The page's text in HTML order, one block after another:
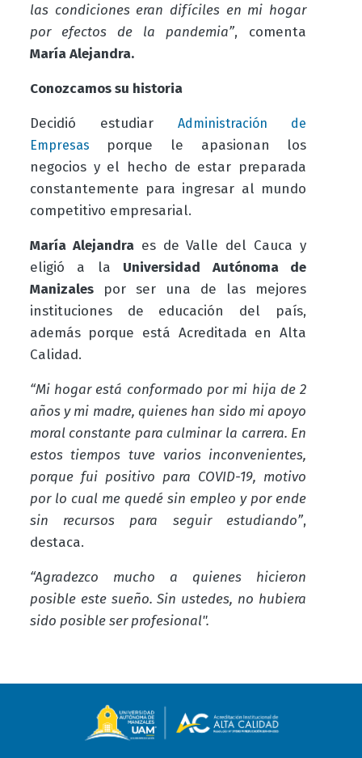
las condiciones eran difíciles en mi hogar
por efectos de la pandemia”, comenta
María Alejandra.
Conozcamos su historia
Decidió estudiarAdministración de
Empresas porque le apasionan los
negocios y el hecho de estar preparada
constantemente para ingresar al mundo
competitivo empresarial.
María Alejandraes de Valle del Cauca y
eligió a la Universidad Autónoma de
Manizalespor ser una de las mejores
instituciones de educación del país,
además porque está Acreditada en Alta
Calidad.
“Mi hogar está conformado por mi hija de 2
años y mi madre, quienes han sido mi apoyo
moral constante para culminar la carrera. En
estos tiempos tuve varios inconvenientes,
porque fui positivo para COVID-19, motivo
por lo cual me quedé sin empleo y por ende
sin recursos para seguir estudiando”,
destaca.
“Agradezco mucho a quienes hicieron
posible este sueño. Sin ustedes, no hubiera
sido posible ser profesional".